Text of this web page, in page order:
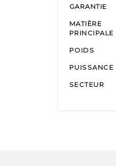
GARANTIE
MATIÈRE
PRINCIPALE
POIDS
PUISSANCE
SECTEUR